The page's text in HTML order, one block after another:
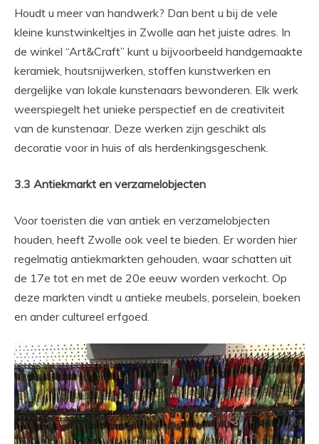
Houdt u meer van handwerk? Dan bent u bij de vele
kleine kunstwinkeltjes in Zwolle aan het juiste adres. In
de winkel “Art&Craft” kunt u bijvoorbeeld handgemaakte
keramiek, houtsnijwerken, stoffen kunstwerken en
dergelijke van lokale kunstenaars bewonderen. Elk werk
weerspiegelt het unieke perspectief en de creativiteit
van de kunstenaar. Deze werken zijn geschikt als
decoratie voor in huis of als herdenkingsgeschenk.
3.3 Antiekmarkt en verzamelobjecten
Voor toeristen die van antiek en verzamelobjecten
houden, heeft Zwolle ook veel te bieden. Er worden hier
regelmatig antiekmarkten gehouden, waar schatten uit
de 17e tot en met de 20e eeuw worden verkocht. Op
deze markten vindt u antieke meubels, porselein, boeken
en ander cultureel erfgoed.